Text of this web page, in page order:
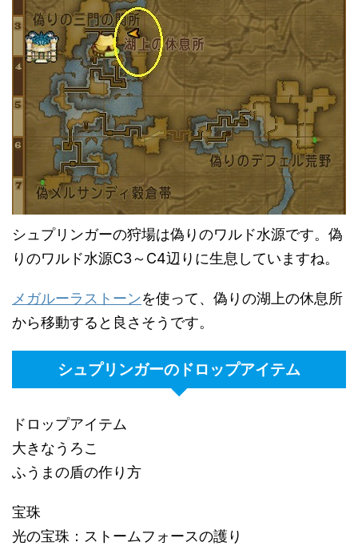
シュプリンガーの狩場は偽りのワルド水源です。偽
りのワルド水源C3～C4辺りに生息していますね。
メガルーラストーンを使って、偽りの湖上の休息所
から移動すると良さそうです。
シュプリンガーのドロップアイテム
ドロップアイテム
大きなうろこ
ふうまの盾の作り方
宝珠
光の宝珠：ストームフォースの護り